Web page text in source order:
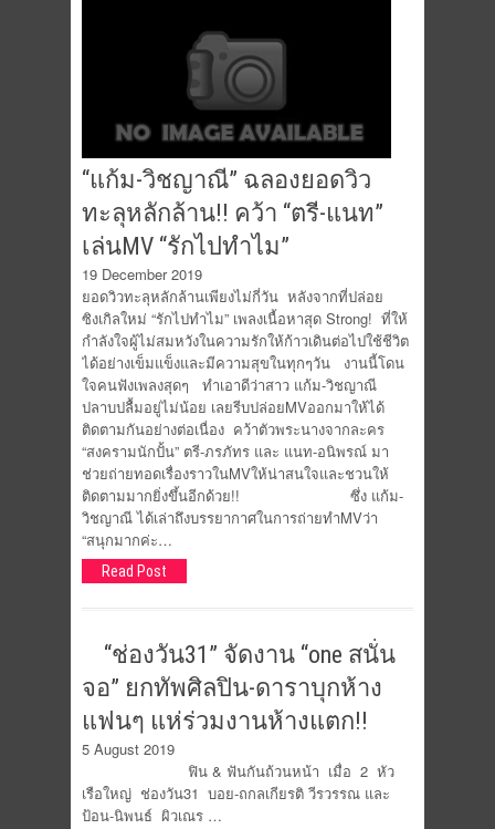
“แก้ม-วิชญาณี” ฉลองยอดวิว
ทะลุหลักล้าน!! คว้า “ตรี-แนท”
เล่นMV “รักไปทำไม”
19 December 2019
ยอดวิวทะลุหลักล้านเพียงไม่กี่วัน หลังจากที่ปล่อย
ซิงเกิลใหม่ “รักไปทำไม” เพลงเนื้อหาสุด Strong! ที่ให้
กำลังใจผู้ไม่สมหวังในความรักให้ก้าวเดินต่อไปใช้ชีวิต
ได้อย่างเข็มแข็งและมีความสุขในทุกๆวัน งานนี้โดน
ใจคนฟังเพลงสุดๆ ทำเอาดีว่าสาว แก้ม-วิชญาณี
ปลาบปลื้มอยู่ไม่น้อย เลยรีบปล่อยMVออกมาให้ได้
ติดตามกันอย่างต่อเนื่อง คว้าตัวพระนางจากละคร
“สงครามนักปั้น” ตรี-ภรภัทร และ แนท-อนิพรณ์ มา
ช่วยถ่ายทอดเรื่องราวในMVให้น่าสนใจและชวนให้
ติดตามมากยิ่งขึ้นอีกด้วย!! ซึ่ง แก้ม-
วิชญาณี ได้เล่าถึงบรรยากาศในการถ่ายทำMVว่า
“สนุกมากค่ะ…
Read Post
“ช่องวัน31” จัดงาน “one สนั่น
จอ” ยกทัพศิลปิน-ดาราบุกห้าง
แฟนๆ แห่ร่วมงานห้างแตก!!
5 August 2019
ฟิน & ฟันกันถ้วนหน้า เมื่อ 2 หัว
เรือใหญ่ ช่องวัน31 บอย-ถกลเกียรติ วีรวรรณ และ
ป้อน-นิพนธ์ ผิวเณร …